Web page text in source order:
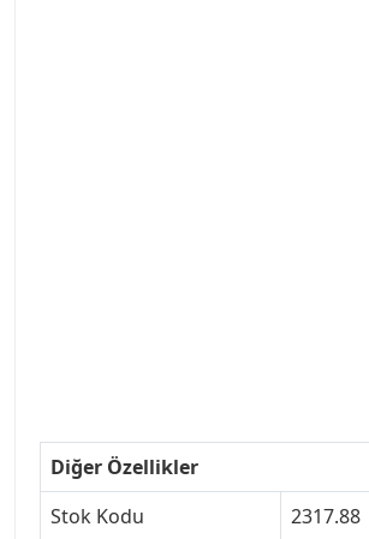
Diğer Özellikler
Stok Kodu
2317.88